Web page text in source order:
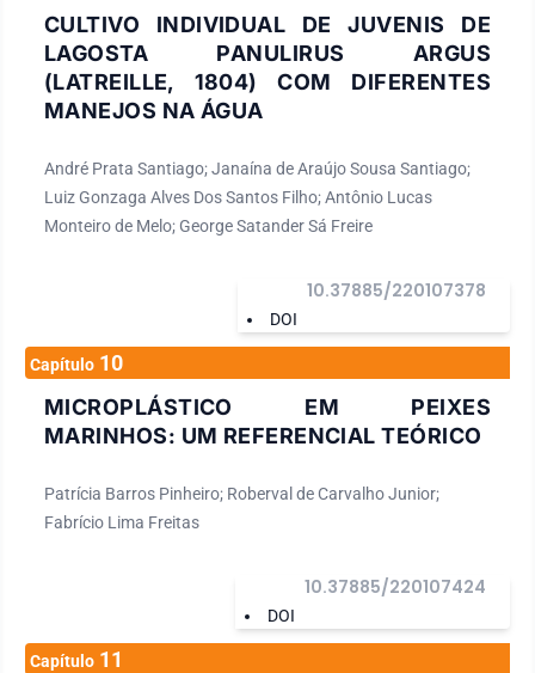
CULTIVO INDIVIDUAL DE JUVENIS DE
LAGOSTA PANULIRUS ARGUS
(LATREILLE, 1804) COM DIFERENTES
MANEJOS NA ÁGUA
André Prata Santiago; Janaína de Araújo Sousa Santiago;
Luiz Gonzaga Alves Dos Santos Filho; Antônio Lucas
Monteiro de Melo; George Satander Sá Freire
DOI
10.37885/220107378
Capítulo 10
MICROPLÁSTICO EM PEIXES
MARINHOS: UM REFERENCIAL TEÓRICO
Patrícia Barros Pinheiro; Roberval de Carvalho Junior;
Fabrício Lima Freitas
DOI
10.37885/220107424
Capítulo 11